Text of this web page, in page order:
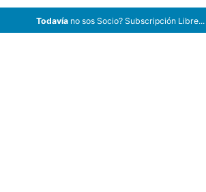
Todavíano sos Socio? Subscripción Libre...